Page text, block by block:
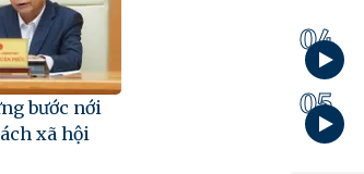
bước nới
xã hội
04
05